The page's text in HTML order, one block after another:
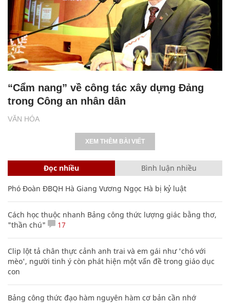
VĂN HÓA
“Cẩm nang” về công tác xây dựng Đảng
trong Công an nhân dân
XEM THÊM BÀI VIẾT
Đọc nhiều Bình luận nhiều
Phó Đoàn ĐBQH Hà Giang Vương Ngọc Hà bị kỷ luật
Cách học thuộc nhanh Bảng công thức lượng giác bằng thơ,
"thần chú"
17
Clip lột tả chân thực cảnh anh trai và em gái như 'chó với
mèo', người tinh ý còn phát hiện một vấn đề trong giáo dục
con
Bảng công thức đạo hàm nguyên hàm cơ bản cần nhớ